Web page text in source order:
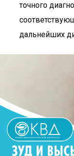
точного
дальнейших